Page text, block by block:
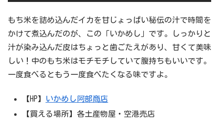
もち米を詰め込んだイカを甘じょっぱい秘伝の汁で時間を
かけて煮込んだのが、この「いかめし」です。しっかりと
汁が染み込んだ皮はちょっと歯ごたえがあり、甘くて美味
しい！中のもち米はモチモチしていて腹持ちもいいです。
一度食べるともう一度食べたくなる味ですよ。
【HP】
いかめし阿部商店
【買える場所】各土産物屋・空港売店